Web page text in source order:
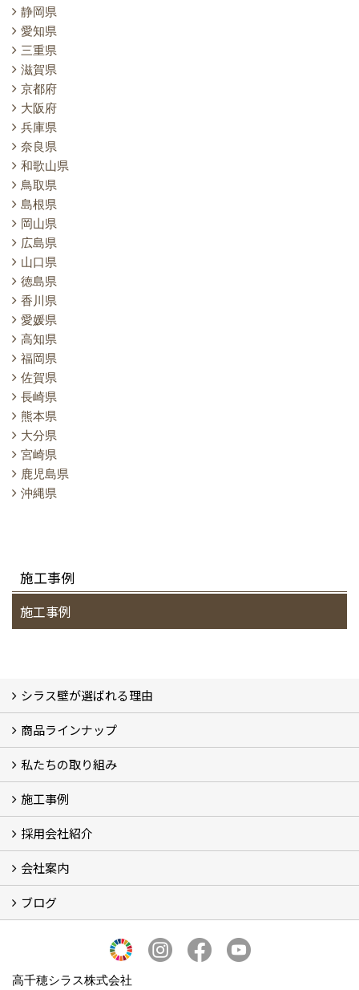
静岡県
愛知県
三重県
滋賀県
京都府
大阪府
兵庫県
奈良県
和歌山県
鳥取県
島根県
岡山県
広島県
山口県
徳島県
香川県
愛媛県
高知県
福岡県
佐賀県
長崎県
熊本県
大分県
宮崎県
鹿児島県
沖縄県
施工事例
施工事例
シラス壁が選ばれる理由
シラスストーリー
こだわり
シラス壁の驚くべき性能
商品ラインナップ
一覧
内装仕上げ材
外装仕上げ材
舗装材
水性無機高分子系ハイブリッド型塗料
エコリフォーム
消臭壁紙
Q&A
資料PDF
私たちの取り組み
SDGs、GHGへの取り組み (2)
マグマシラス米
特別対談 (2)
高千穂シラス解説ムービー
研究プロジェクト (4)
プロジェクト (3)
施工事例
施工事例
お客様からのお便り
採用会社紹介
採用会社紹介
「鏝人の会」左官店のご紹介
会社案内
会社概要・沿革
代表の実績
製造紹介
ショールーム
アクセス
採用情報
バナーダウンロード
プライバシーポリシー
Takachiho Shirasu Global Site
LINE公式アカウント
ブログ
高千穂シラス株式会社